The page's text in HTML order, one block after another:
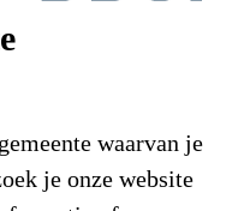
waarvan je
je onze website